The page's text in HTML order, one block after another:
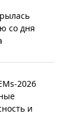
со дня
2026
и